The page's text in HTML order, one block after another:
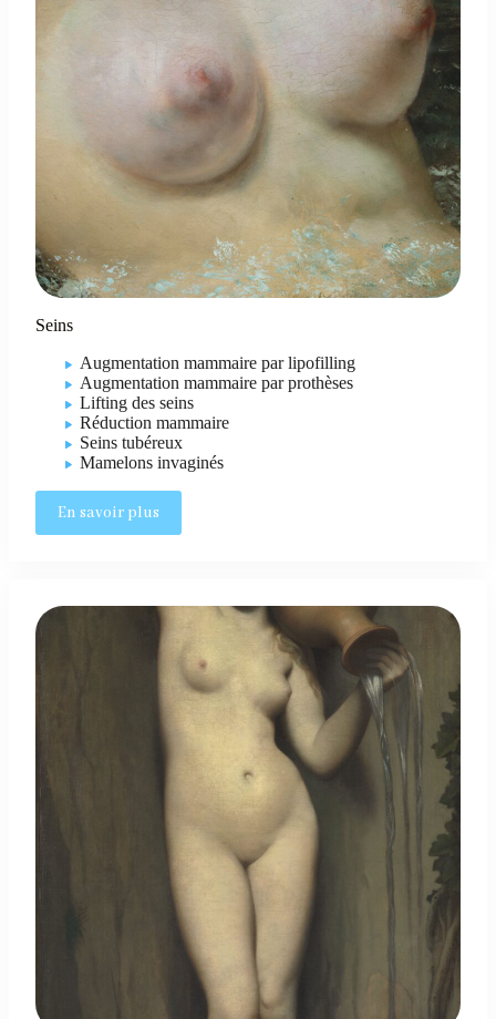
Seins
Augmentation mammaire par lipofilling
Augmentation mammaire par prothèses
Lifting des seins
Réduction mammaire
Seins tubéreux
Mamelons invaginés
En savoir plus